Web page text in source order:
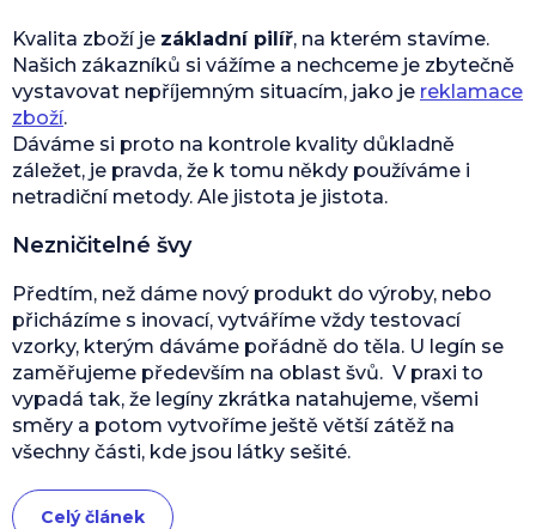
Kvalita zboží je základní pilíř, na kterém stavíme.
Našich zákazníků si vážíme a nechceme je zbytečně
vystavovat nepříjemným situacím, jako je reklamace
zboží.
Dáváme si proto na kontrole kvality důkladně
záležet, je pravda, že k tomu někdy používáme i
netradiční metody. Ale jistota je jistota.
Nezničitelné švy
Předtím, než dáme nový produkt do výroby, nebo
přicházíme s inovací, vytváříme vždy testovací
vzorky, kterým dáváme pořádně do těla. U legín se
zaměřujeme především na oblast švů. V praxi to
vypadá tak, že legíny zkrátka natahujeme, všemi
směry a potom vytvoříme ještě větší zátěž na
všechny části, kde jsou látky sešité.
Celý článek